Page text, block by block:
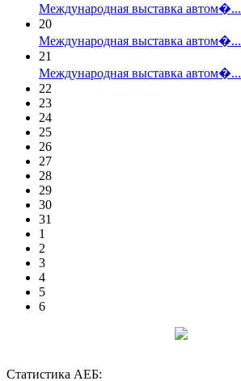
Международная выставка автом�...
20
Международная выставка автом�...
21
Международная выставка автом�...
22
23
24
25
26
27
28
29
30
31
1
2
3
4
5
6
Статистика АЕБ: